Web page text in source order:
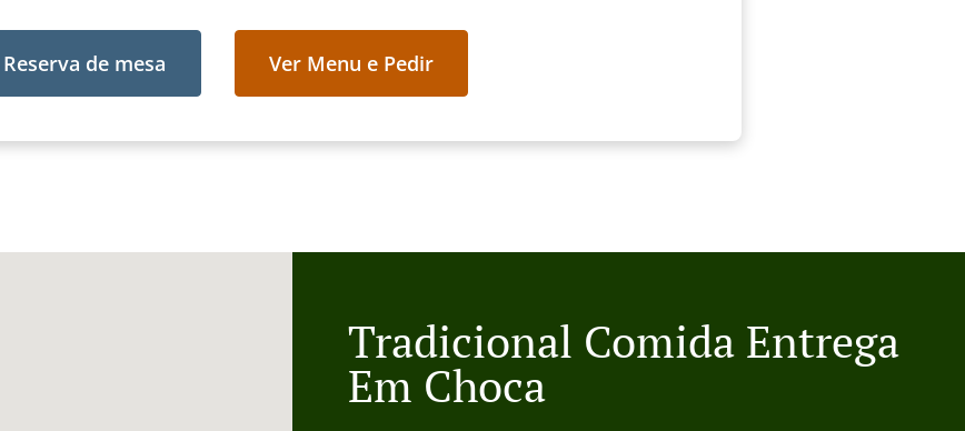
Reserva de mesa Ver Menu e Pedir
Tradicional Comida Entrega
Em Choca